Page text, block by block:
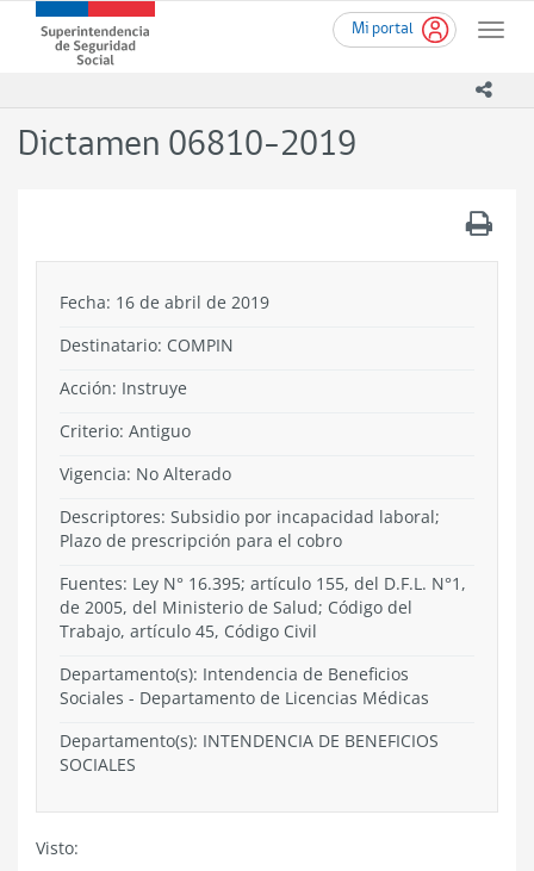
contenido
Mi portal
Toggle
Superintendencia
de
-
Dictamen 06810-2019
Fecha: 16 de abril de 2019
Destinatario: COMPIN
Acción: Instruye
Criterio: Antiguo
Vigencia: No Alterado
Descriptores: Subsidio por incapacidad laboral;
Plazo de prescripción para el cobro
Fuentes: Ley N° 16.395; artículo 155, del D.F.L. N°1,
de 2005, del Ministerio de Salud; Código del
Trabajo, artículo 45, Código Civil
Departamento(s): Intendencia de Beneficios
Sociales - Departamento de Licencias Médicas
Departamento(s): INTENDENCIA DE BENEFICIOS
SOCIALES
Visto: